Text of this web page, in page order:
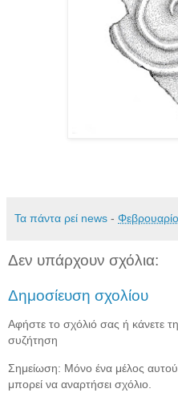
Τα πάντα ρεί news -
Δεν υπάρχουν σχόλια:
Δημοσίευση σχολίου
Αφήστε το σχόλιό σας ή κάνετε
συζήτηση
Σημείωση: Μόνο ένα μέλος αυτού
μπορεί να αναρτήσει σχόλιο.